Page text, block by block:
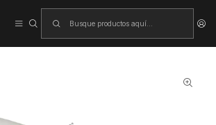
uDR W2 para Silla de Ruedas | Acceso Fácil +
Concentrador 10L